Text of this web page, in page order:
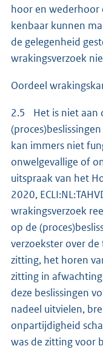
hoor en
kenbaar kunnen
de gelegenheid
wrakingsverzoek
Oordeel
2.5 Het is niet aan
kan immers niet
onwelgevallige of
uitspraak van het
2020,
wrakingsverzoek
op de
verzoekster over
zitting, het horen
zitting in
deze beslissingen
nadeel uitvielen,
onpartijdigheid
was de zitting voor